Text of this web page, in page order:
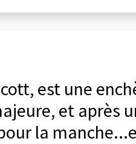
est une
et après
la